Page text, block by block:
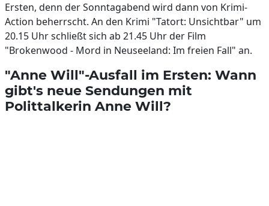
Ersten, denn der Sonntagabend wird dann von Krimi-
Action beherrscht. An den Krimi "Tatort: Unsichtbar" um
20.15 Uhr schließt sich ab 21.45 Uhr der Film
"Brokenwood - Mord in Neuseeland: Im freien Fall" an.
"Anne Will"-Ausfall im Ersten: Wann
gibt's neue Sendungen mit
Polittalkerin Anne Will?